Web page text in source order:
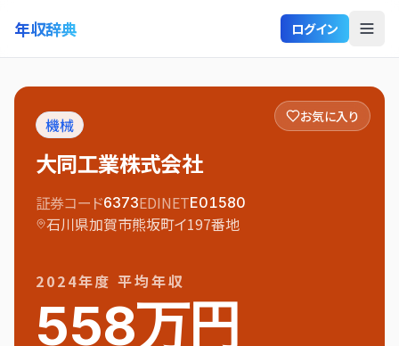
年収辞典 ログイン
お気に入り
機械
大同工業株式会社
証券コード6373EDINETE01580
石川県加賀市熊坂町イ197番地
2024年度 平均年収
558万円